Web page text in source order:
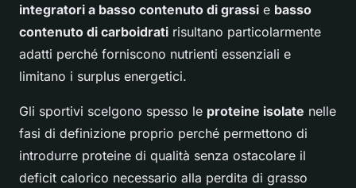
integratori a basso contenuto di grassi e basso
contenuto di carboidrati risultano particolarmente
adatti perché forniscono nutrienti essenziali e
limitano i surplus energetici.
Gli sportivi scelgono spesso le proteine isolate nelle
fasi di definizione proprio perché permettono di
introdurre proteine di qualità senza ostacolare il
deficit calorico necessario alla perdita di grasso